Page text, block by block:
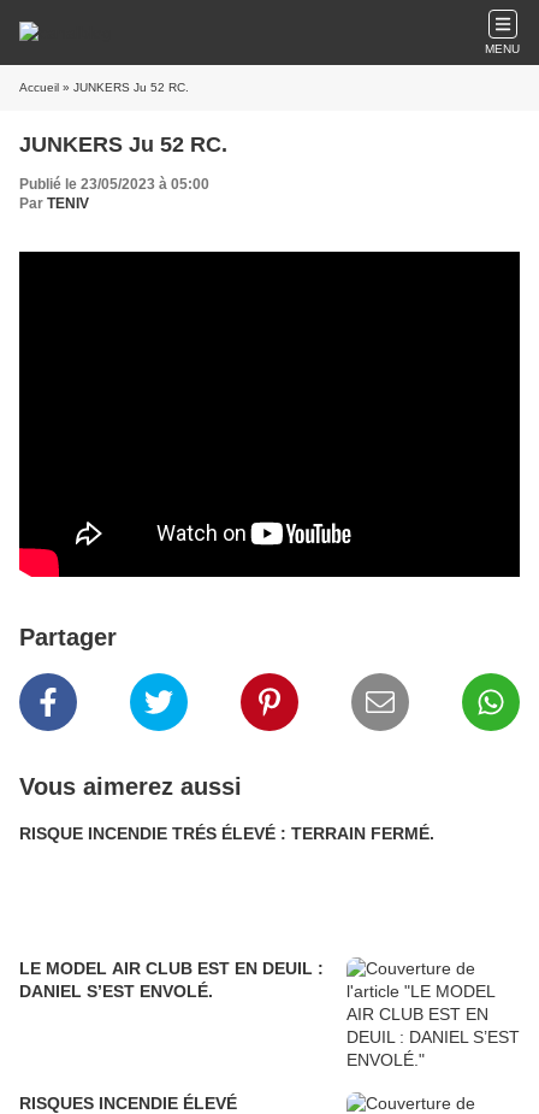
MENU
Accueil » JUNKERS Ju 52 RC.
JUNKERS Ju 52 RC.
Publié le 23/05/2023 à 05:00
Par TENIV
Partager
Vous aimerez aussi
RISQUE INCENDIE TRÉS ÉLEVÉ : TERRAIN FERMÉ.
LE MODEL AIR CLUB EST EN DEUIL :
DANIEL S’EST ENVOLÉ.
RISQUES INCENDIE ÉLEVÉ